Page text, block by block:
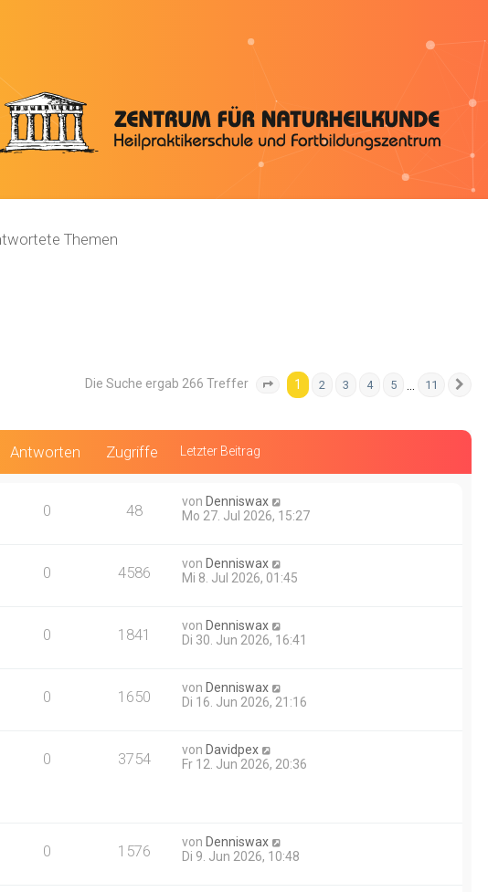
Themen
Die Suche ergab 266 Treffer Seite 1 von 11
1 2 3 4 5 11
Antworten Zugriffe Letzter Beitrag
0 48 von Denniswax
Mo 27. Jul 2026, 15:27
0 4586 von Denniswax
Mi 8. Jul 2026, 01:45
0 1841 von Denniswax
Di 30. Jun 2026, 16:41
0 1650 von Denniswax
Di 16. Jun 2026, 21:16
0 3754 von Davidpex
Fr 12. Jun 2026, 20:36
0 1576 von Denniswax
Di 9. Jun 2026, 10:48